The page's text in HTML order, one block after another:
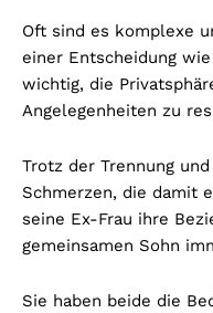
Oft sind es komplexe
einer Entscheidung
wichtig, die
Angelegenheiten zu
Trotz der Trennung
Schmerzen, die damit
seine Ex-Frau ihre
gemeinsamen Sohn
Sie haben beide die